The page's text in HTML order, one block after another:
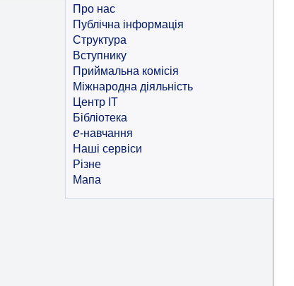
Про нас
Публічна інформація
Структура
Вступнику
Приймальна комісія
Міжнародна діяльність
Центр ІТ
Бібліотека
e-навчання
Наші сервіси
Різне
Мапа